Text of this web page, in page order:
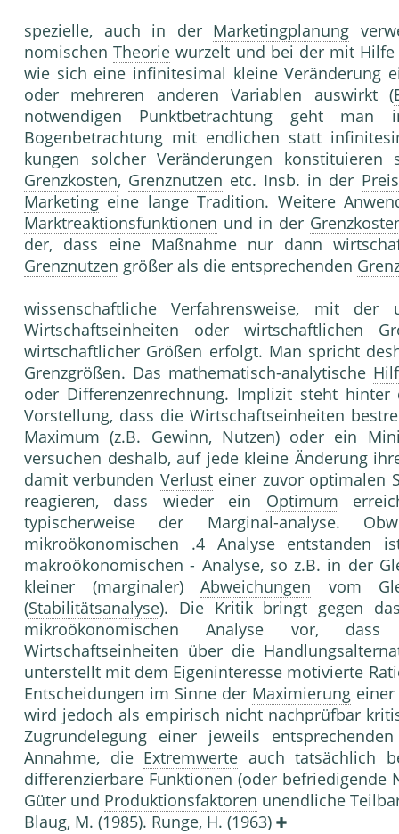
spezielle, auch in der Marketingplanung
nomischenTheorie wurzelt und bei der mit
wie sich eine infinitesimal kleine Ver­änderung
oder mehreren anderen Variablen auswirkt (
notwendigen Punktbetrachtung geht
Bogenbetrachtung mit endlichen statt
kungen solcher Veränderungen konstituie­ren
Grenzkosten, Grenznutzen etc. Insb. in der
Marketing eine lange Tradition. Weitere
Marktreaktionsfunktionen und in der
der, dass eine Maßnahme nur dann
Grenznutzen größer als die ent­sprechenden
wissenschaftliche Verfahrensweise, mit
Wirtschaftseinheiten oder wirtschaftlichen
wirtschaftlicher Größen erfolgt. Man spricht
Grenzgrößen. Das mathematisch-analytische
oder Differenzenrechnung. Implizit steht
Vorstellung, dass die Wirtschaftseinheiten
Maximum (z.B. Gewinn, Nutzen) oder ein
versuchen deshalb, auf jede kleine Änderung
damit verbunden Verlusteiner zuvor optimalen
reagieren, dass wieder ein Optimum
typischerweise der Marginal-analyse.
mikroökonomischen .4 Analyse
makroökonomischen - Analyse, so z.B. in der
kleiner (marginaler) Abweichungen vom
(Stabilitätsanalyse). Die Kritik bringt gegen
mikroökonomischen Analyse vor,
Wirtschaftseinheiten über die
unterstellt mit dem Eigeninteresse motivierte
Entscheidungen im Sinne der Maximierung einer
wird jedoch als empirisch nicht nachprüfbar
Zugrundelegung einer jeweils
Annahme, die Extremwerte auch tatsächlich
differenzierbare Funktionen (oder befriedigende
Güter und Produktionsfaktoren unendliche
Blaug, M. (1985). Runge, H. (1963)